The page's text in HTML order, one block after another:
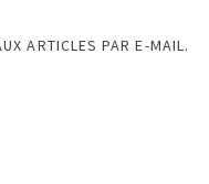
ARTICLES PAR E-MAIL.